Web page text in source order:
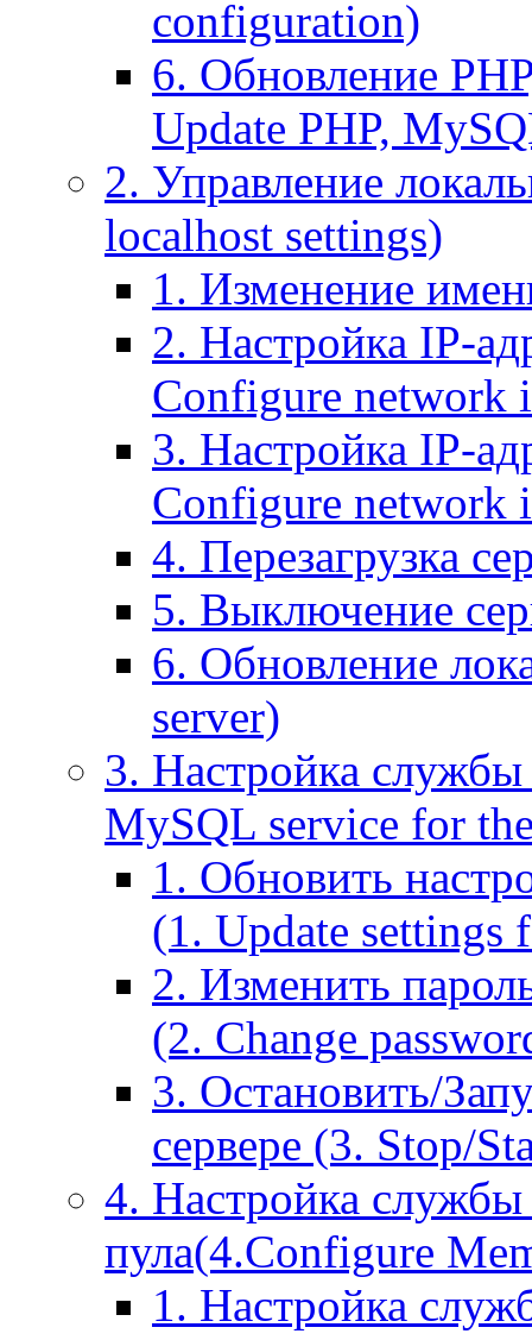
configuration)
6. Обновление
Update PHP,
2. Управление
localhost settings)
1. Изменение
2. Настройка IP-
Configure network
3. Настройка IP-
Configure network
4. Перезагрузка
5. Выключение
6. Обновление
server)
3. Настройка
MySQL service for
1. Обновить
(1. Update settings
2. Изменить
(2. Change
3. Остановить/
сервере (3. Stop/
4. Настройка
пула(4.Configure
1. Настройка